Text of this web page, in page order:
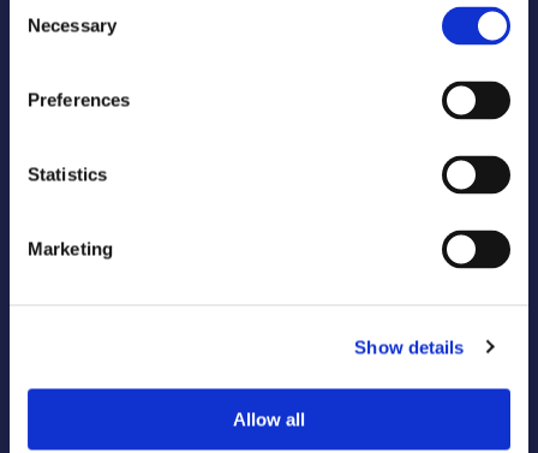
Selection
Necessary
Preferences
Statistics
Marketing
Show details
Allow all
Media Partners